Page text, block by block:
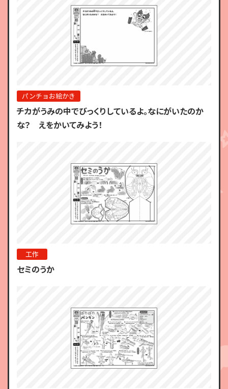
パンチョお絵かき
チカがうみの中でびっくりしているよ。なにがいたのか
な？ えをかいてみよう！
工作
セミのうか